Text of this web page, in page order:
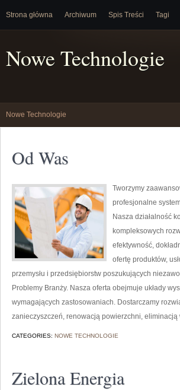
Strona główna Archiwum Spis Treści Tagi
Nowe Technologie
Nowe Technologie
Od Was
Tworzymy
profesjonalne
Nasza działalność
kompleksowych
efektywność,
ofertę produktów,
przemysłu i przedsiębiorstw poszukujących
Problemy Branży. Nasza oferta obejmuje układy
wymagających zastosowaniach. Dostarczamy
zanieczyszczeń, renowacją powierzchni,
CATEGORIES: NOWE TECHNOLOGIE
Zielona Energia